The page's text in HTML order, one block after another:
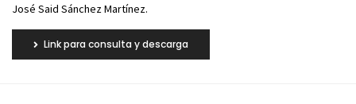
José Said Sánchez Martínez.
Link para consulta y descarga